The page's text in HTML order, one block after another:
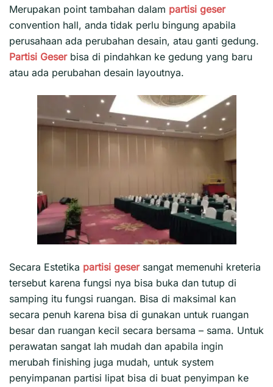
Merupakan point tambahan dalam partisi geser
convention hall, anda tidak perlu bingung apabila
perusahaan ada perubahan desain, atau ganti gedung.
Partisi Geserbisa di pindahkan ke gedung yang baru
atau ada perubahan desain layoutnya.
Secara Estetika partisi geser sangat memenuhi kreteria
tersebut karena fungsi nya bisa buka dan tutup di
samping itu fungsi ruangan. Bisa di maksimal kan
secara penuh karena bisa di gunakan untuk ruangan
besar dan ruangan kecil secara bersama – sama. Untuk
perawatan sangat lah mudah dan apabila ingin
merubah finishing juga mudah, untuk system
penyimpanan partisi lipat bisa di buat penyimpan ke